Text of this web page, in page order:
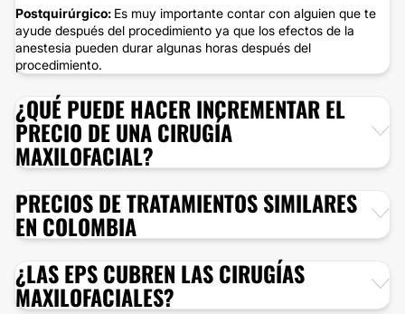
Postquirúrgico: Es muy importante contar con alguien que te
ayude después del procedimiento ya que los efectos de la
anestesia pueden durar algunas horas después del
procedimiento.
¿QUÉ PUEDE HACER INCREMENTAR EL
PRECIO DE UNA CIRUGÍA
MAXILOFACIAL?
PRECIOS DE TRATAMIENTOS SIMILARES
EN COLOMBIA
¿LAS EPS CUBREN LAS CIRUGÍAS
MAXILOFACIALES?